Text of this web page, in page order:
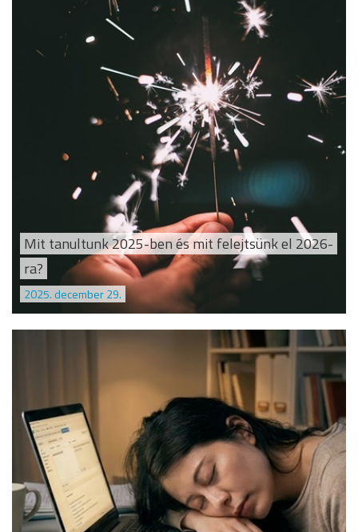
Mit tanultunk 2025-ben és mit felejtsünk el 2026-
ra?
2025. december 29.